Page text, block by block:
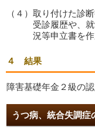
（４）取り付けた診
受診履歴や、
況等申立書を
４ 結果
障害基礎年金２級の
うつ病、統合失調症